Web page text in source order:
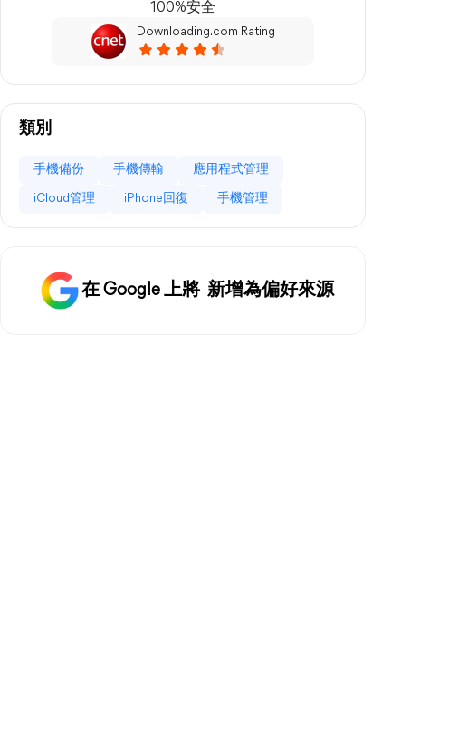
100%安全
Downloading.com Rating
類別
手機備份 手機傳輸 應用程式管理
iCloud管理 iPhone回復 手機管理
在 Google 上將 新增為偏好來源